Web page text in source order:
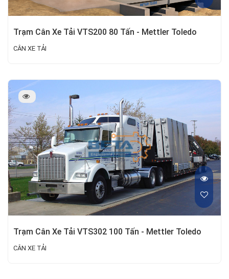
Trạm Cân Xe Tải VTS200 80 Tấn - Mettler Toledo
CÂN XE TẢI
Trạm Cân Xe Tải VTS302 100 Tấn - Mettler Toledo
CÂN XE TẢI